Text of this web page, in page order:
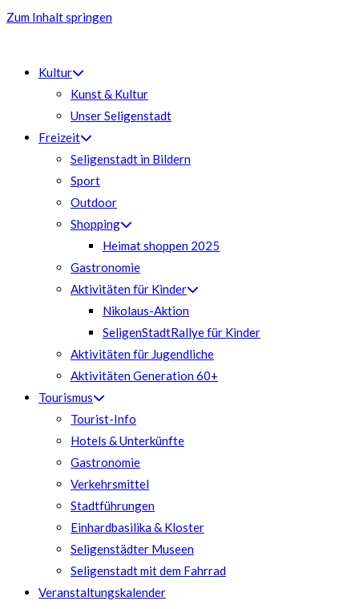
Zum Inhalt springen
Kultur
Kunst & Kultur
Unser Seligenstadt
Freizeit
Seligenstadt in Bildern
Sport
Outdoor
Shopping
Heimat shoppen 2025
Gastronomie
Aktivitäten für Kinder
Nikolaus-Aktion
SeligenStadtRallye für Kinder
Aktivitäten für Jugendliche
Aktivitäten Generation 60+
Tourismus
Tourist-Info
Hotels & Unterkünfte
Gastronomie
Verkehrsmittel
Stadtführungen
Einhardbasilika & Kloster
Seligenstädter Museen
Seligenstadt mit dem Fahrrad
Veranstaltungskalender